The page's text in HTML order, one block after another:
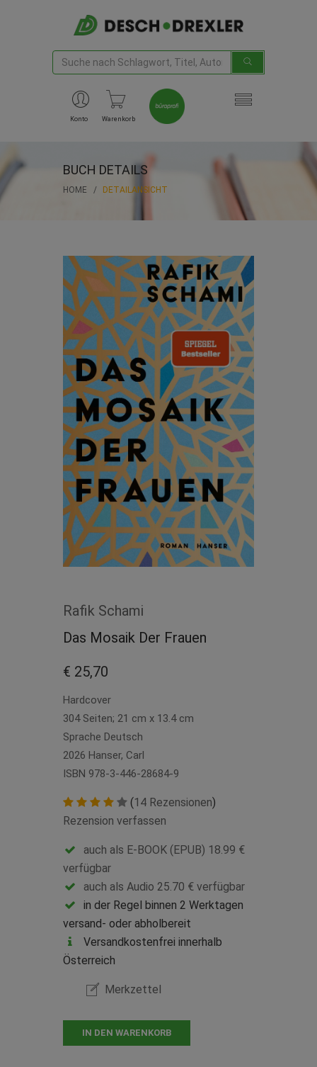
Konto Warenkorb
BUCH DETAILS
HOME DETAILANSICHT
Rafik Schami
Das Mosaik Der Frauen
€ 25,70
Hardcover
304 Seiten; 21 cm x 13.4 cm
Sprache Deutsch
2026 Hanser, Carl
ISBN 978-3-446-28684-9
(14 Rezensionen)
Rezension verfassen
auch als E-BOOK (EPUB) 18.99 €
verfügbar
auch als Audio 25.70 € verfügbar
in der Regel binnen 2 Werktagen
versand- oder abholbereit
Versandkostenfrei innerhalb
Österreich
Merkzettel
IN DEN WARENKORB